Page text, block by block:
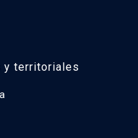
y territoriales